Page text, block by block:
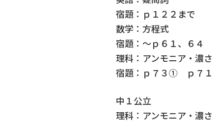
宿題：ｐ１２２まで
数学：方程式
宿題：～ｐ６１、６４
理科：アンモニア・濃さ
宿題：ｐ７３① ｐ７
中１公立
理科：アンモニア・濃さ